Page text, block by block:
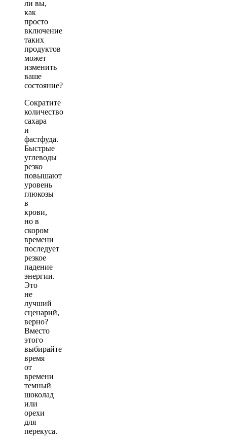
ли вы,
как
просто
включение
таких
продуктов
может
изменить
ваше
состояние?
Сократите
количество
сахара
и
фастфуда.
Быстрые
углеводы
резко
повышают
уровень
глюкозы
в
крови,
но в
скором
времени
последует
резкое
падение
энергии.
Это
не
лучший
сценарий,
верно?
Вместо
этого
выбирайте
время
от
времени
темный
шоколад
или
орехи
для
перекуса.